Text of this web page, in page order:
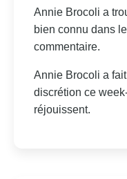
Annie Brocoli a
bien connu dans
commentaire.
Annie Brocoli a
discrétion ce
réjouissent.